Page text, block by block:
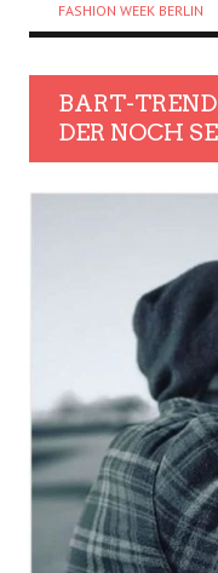
FASHION WEEK BERLIN
BART-
DER NOCH